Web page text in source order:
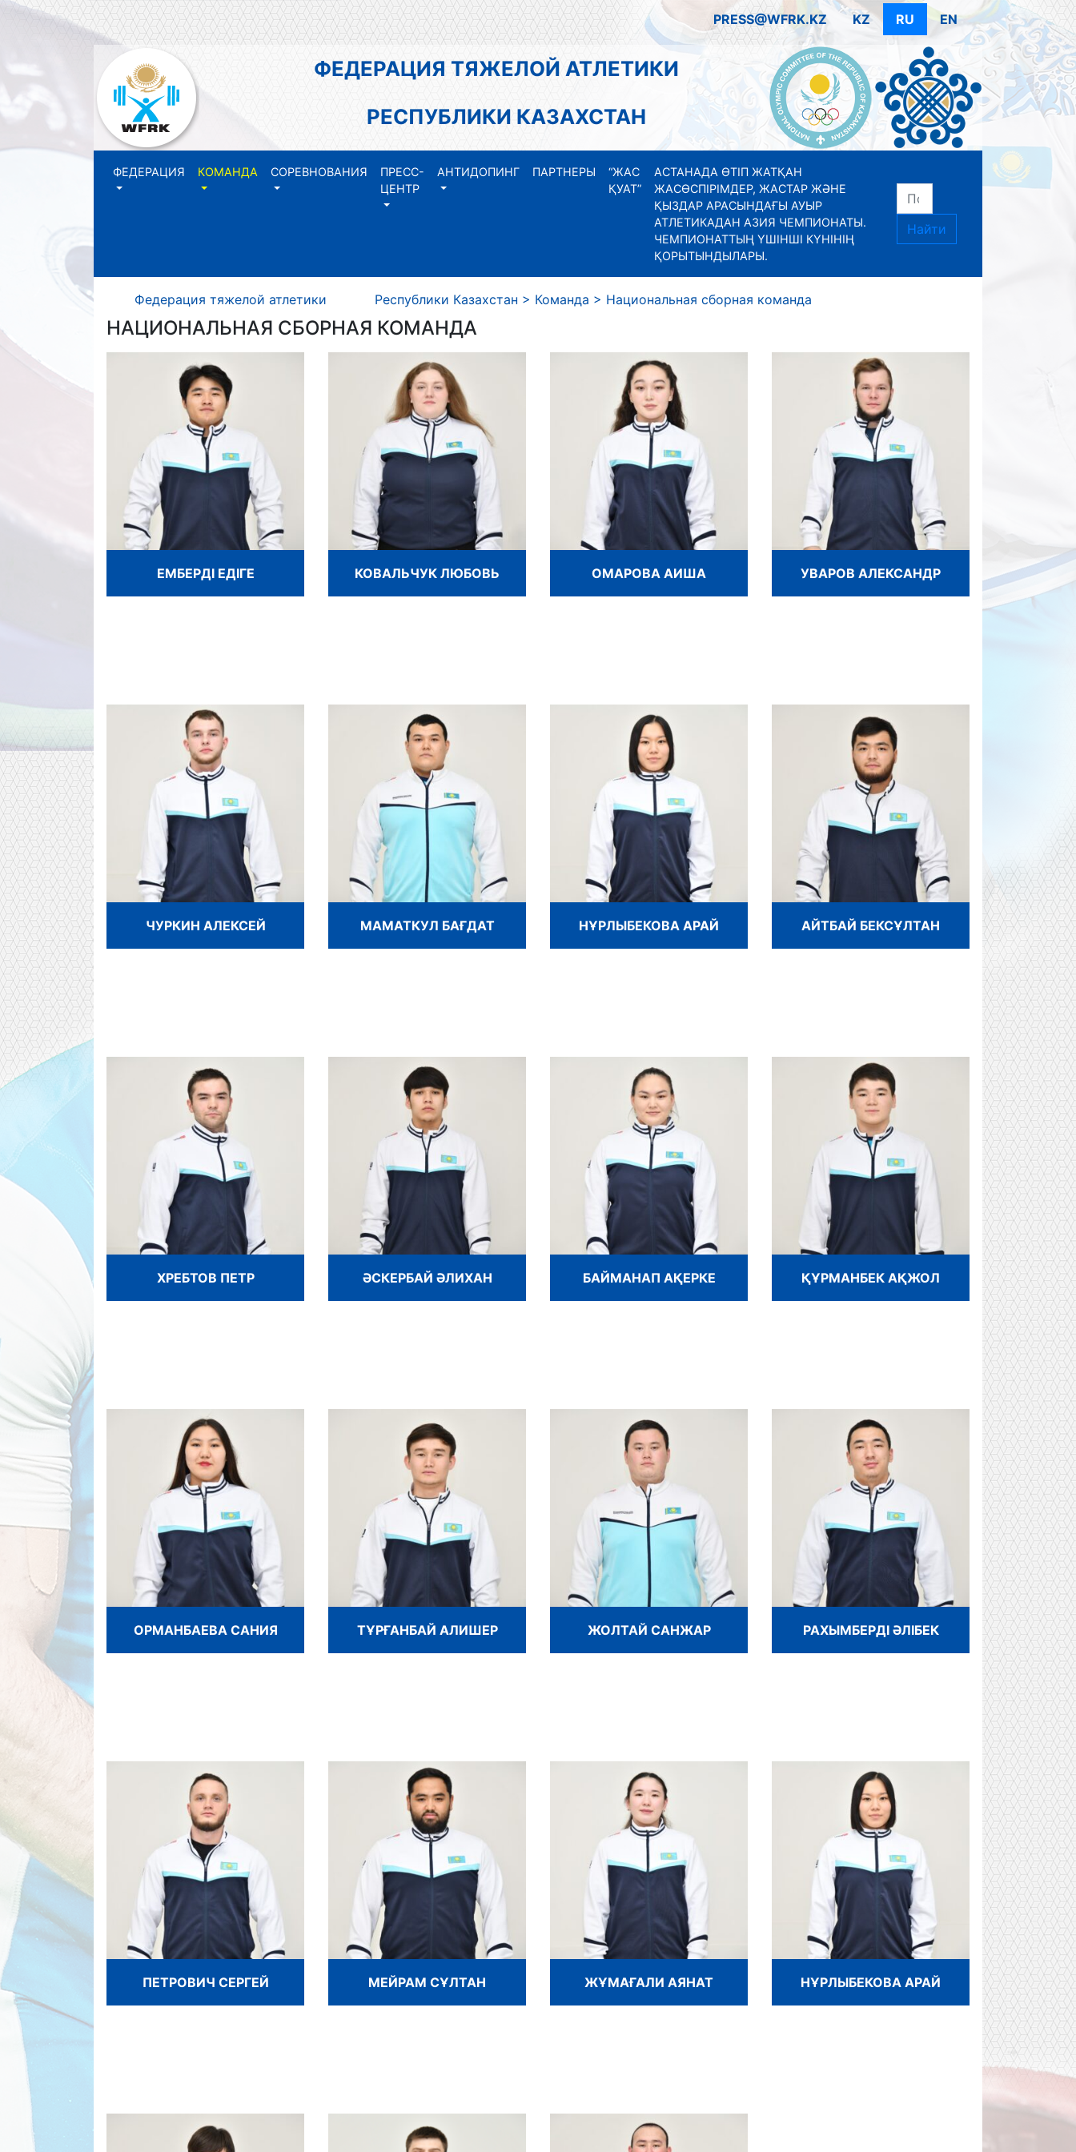
PRESS@WFRK.KZ KZ RU EN
ФЕДЕРАЦИЯ ТЯЖЕЛОЙ АТЛЕТИКИ
РЕСПУБЛИКИ КАЗАХСТАН
ФЕДЕРАЦИЯ КОМАНДА СОРЕВНОВАНИЯ
ПРЕСС-
ЦЕНТР
АНТИДОПИНГ ПАРТНЕРЫ
“ЖАС
ҚУАТ”
АСТАНАДА ӨТІП ЖАТҚАН
ЖАСӨСПІРІМДЕР, ЖАСТАР ЖӘНЕ
ҚЫЗДАР АРАСЫНДАҒЫ АУЫР
АТЛЕТИКАДАН АЗИЯ ЧЕМПИОНАТЫ.
ЧЕМПИОНАТТЫҢ ҮШІНШІ КҮНІНІҢ
ҚОРЫТЫНДЫЛАРЫ.
Найти
Федерация тяжелой атлетики Республики Казахстан > Команда > Национальная сборная команда
НАЦИОНАЛЬНАЯ СБОРНАЯ КОМАНДА
ЕМБЕРДІ ЕДІГЕ КОВАЛЬЧУК ЛЮБОВЬ ОМАРОВА АИША УВАРОВ АЛЕКСАНДР
ЧУРКИН АЛЕКСЕЙ МАМАТКУЛ БАҒДАТ НҰРЛЫБЕКОВА АРАЙ АЙТБАЙ БЕКСҰЛТАН
ХРЕБТОВ ПЕТР ӘСКЕРБАЙ ӘЛИХАН БАЙМАНАП АҚЕРКЕ ҚҰРМАНБЕК АҚЖОЛ
ОРМАНБАЕВА САНИЯ ТҰРҒАНБАЙ АЛИШЕР ЖОЛТАЙ САНЖАР РАХЫМБЕРДІ ӘЛІБЕК
ПЕТРОВИЧ СЕРГЕЙ МЕЙРАМ СҰЛТАН ЖҰМАҒАЛИ АЯНАТ НҰРЛЫБЕКОВА АРАЙ